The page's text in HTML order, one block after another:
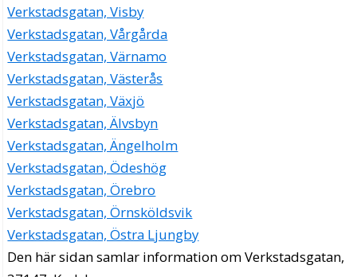
Verkstadsgatan, Visby
Verkstadsgatan, Vårgårda
Verkstadsgatan, Värnamo
Verkstadsgatan, Västerås
Verkstadsgatan, Växjö
Verkstadsgatan, Älvsbyn
Verkstadsgatan, Ängelholm
Verkstadsgatan, Ödeshög
Verkstadsgatan, Örebro
Verkstadsgatan, Örnsköldsvik
Verkstadsgatan, Östra Ljungby
Den här sidan samlar information om Verkstadsgatan,